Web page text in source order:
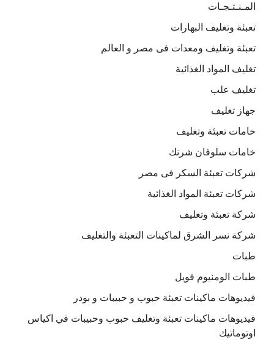
المـنـتـجـات
تعبئة وتغليف البهارات
تعبئة وتغليف ومعدات فى مصر و العالم
تغليف المواد الغذائية
تغليف علب
جهاز تغليف
خامات تعبئة وتغليف
خامات سلوفان شرنك
شركات تعبئة السكر فى مصر
شركات تعبئة المواد الغذائية
شركة تعبئة وتغليف
شركة نسر الشرق لماكينات التعبئة والتغليف
طبات
طبات الومنيوم فويل
فيديوهات ماكينات تعبئة حبوب و حبيبات و بودر
فيديوهات ماكينات تعبئة وتغليف حبوب وحبيبات في اكياس
اوتوماتيك